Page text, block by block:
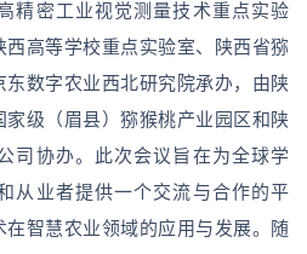
精密工业视觉测量技术重点实验
高等学校重点实验室、陕西省猕
数字农业西北研究院承办，由陕
级（眉县）猕猴桃产业园区和陕
司协办。此次会议旨在为全球学
从业者提供一个交流与合作的平
智慧农业领域的应用与发展。随